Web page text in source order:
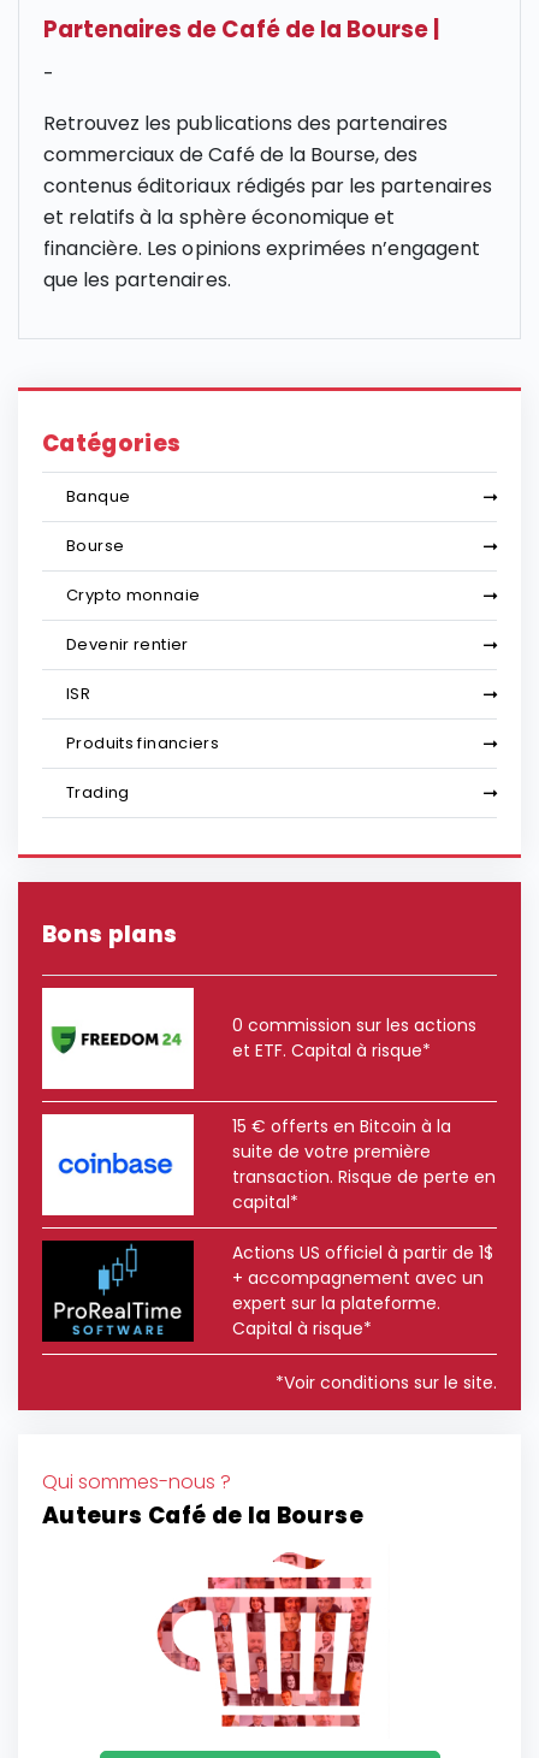
Partenaires de Café de la Bourse|
-
Retrouvez les publications des partenaires
commerciaux de Café de la Bourse, des
contenus éditoriaux rédigés par les partenaires
et relatifs à la sphère économique et
financière. Les opinions exprimées n’engagent
que les partenaires.
Catégories
Banque
Bourse
Crypto monnaie
Devenir rentier
ISR
Produits financiers
Trading
Bons plans
0 commission sur les actions
et ETF. Capital à risque*
15 € offerts en Bitcoin à la
suite de votre première
transaction. Risque de perte en
capital*
Actions US officiel à partir de 1$
+ accompagnement avec un
expert sur la plateforme.
Capital à risque*
*Voir conditions sur le site.
Qui sommes-nous ?
Auteurs Café de la Bourse